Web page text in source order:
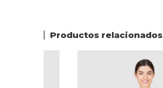
Productos relacionados